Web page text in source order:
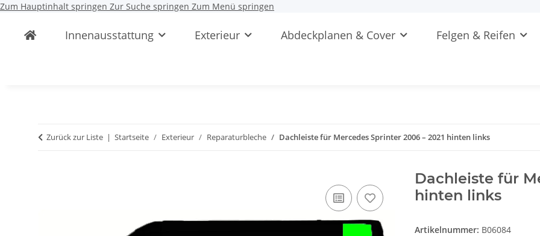
Zum Hauptinhalt springen Zur Suche springen Zum Menü springen
Innenausstattung Exterieur Abdeckplanen & Cover Felgen & Reifen
Zurück zur Liste Startseite Exterieur Reparaturbleche Dachleiste für Mercedes Sprinter 2006 – 2021 hinten links
Dachleiste für
hinten links
Artikelnummer: B06084